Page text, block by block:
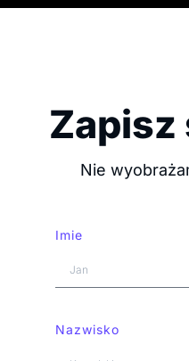
Zapisz
Nie
Imie
Nazwisko